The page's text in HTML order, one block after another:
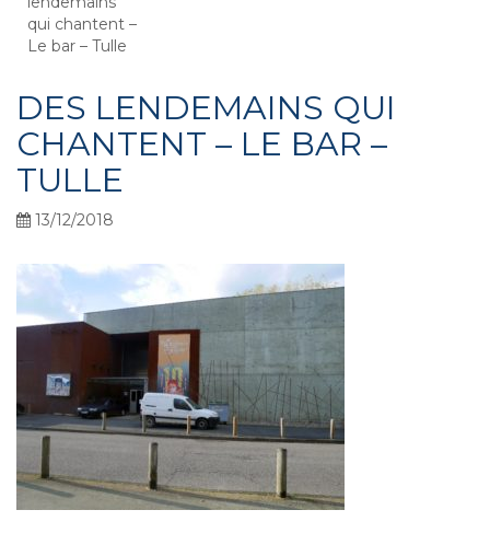
DES LENDEMAINS QUI
CHANTENT – LE BAR –
TULLE
13/12/2018